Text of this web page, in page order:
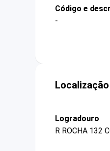
Código e
-
Logradouro
R ROCHA 132